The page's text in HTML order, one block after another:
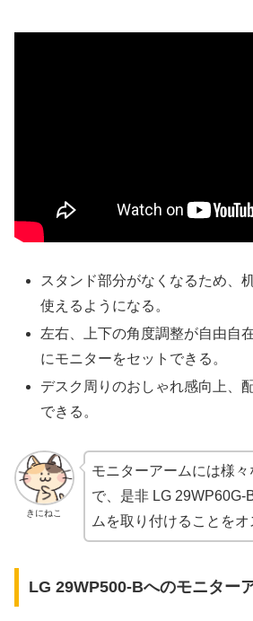
スタンド部分がなくなるため、
使えるようになる。
左右、上下の角度調整が自由自
にモニターをセットできる。
デスク周りのおしゃれ感向上、
できる。
きにねこ
モニターアームには様
で、是非 LG 29WP60G-
ムを取り付けることをオ
LG 29WP500-Bへのモニター